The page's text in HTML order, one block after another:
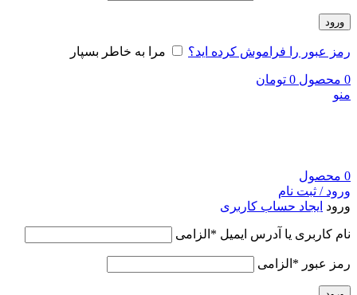
ورود
رمز عبور را فراموش کرده اید؟ مرا به خاطر بسپار
0 محصول 0 تومان
منو
0 محصول
ورود / ثبت نام
ورود ایجاد حساب کاربری
نام کاربری یا آدرس ایمیل * الزامی
رمز عبور * الزامی